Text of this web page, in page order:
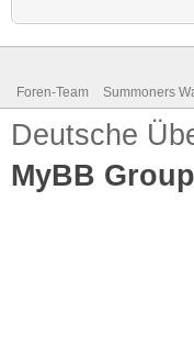
Foren-Team Summoners
Deutsche
MyBB Group